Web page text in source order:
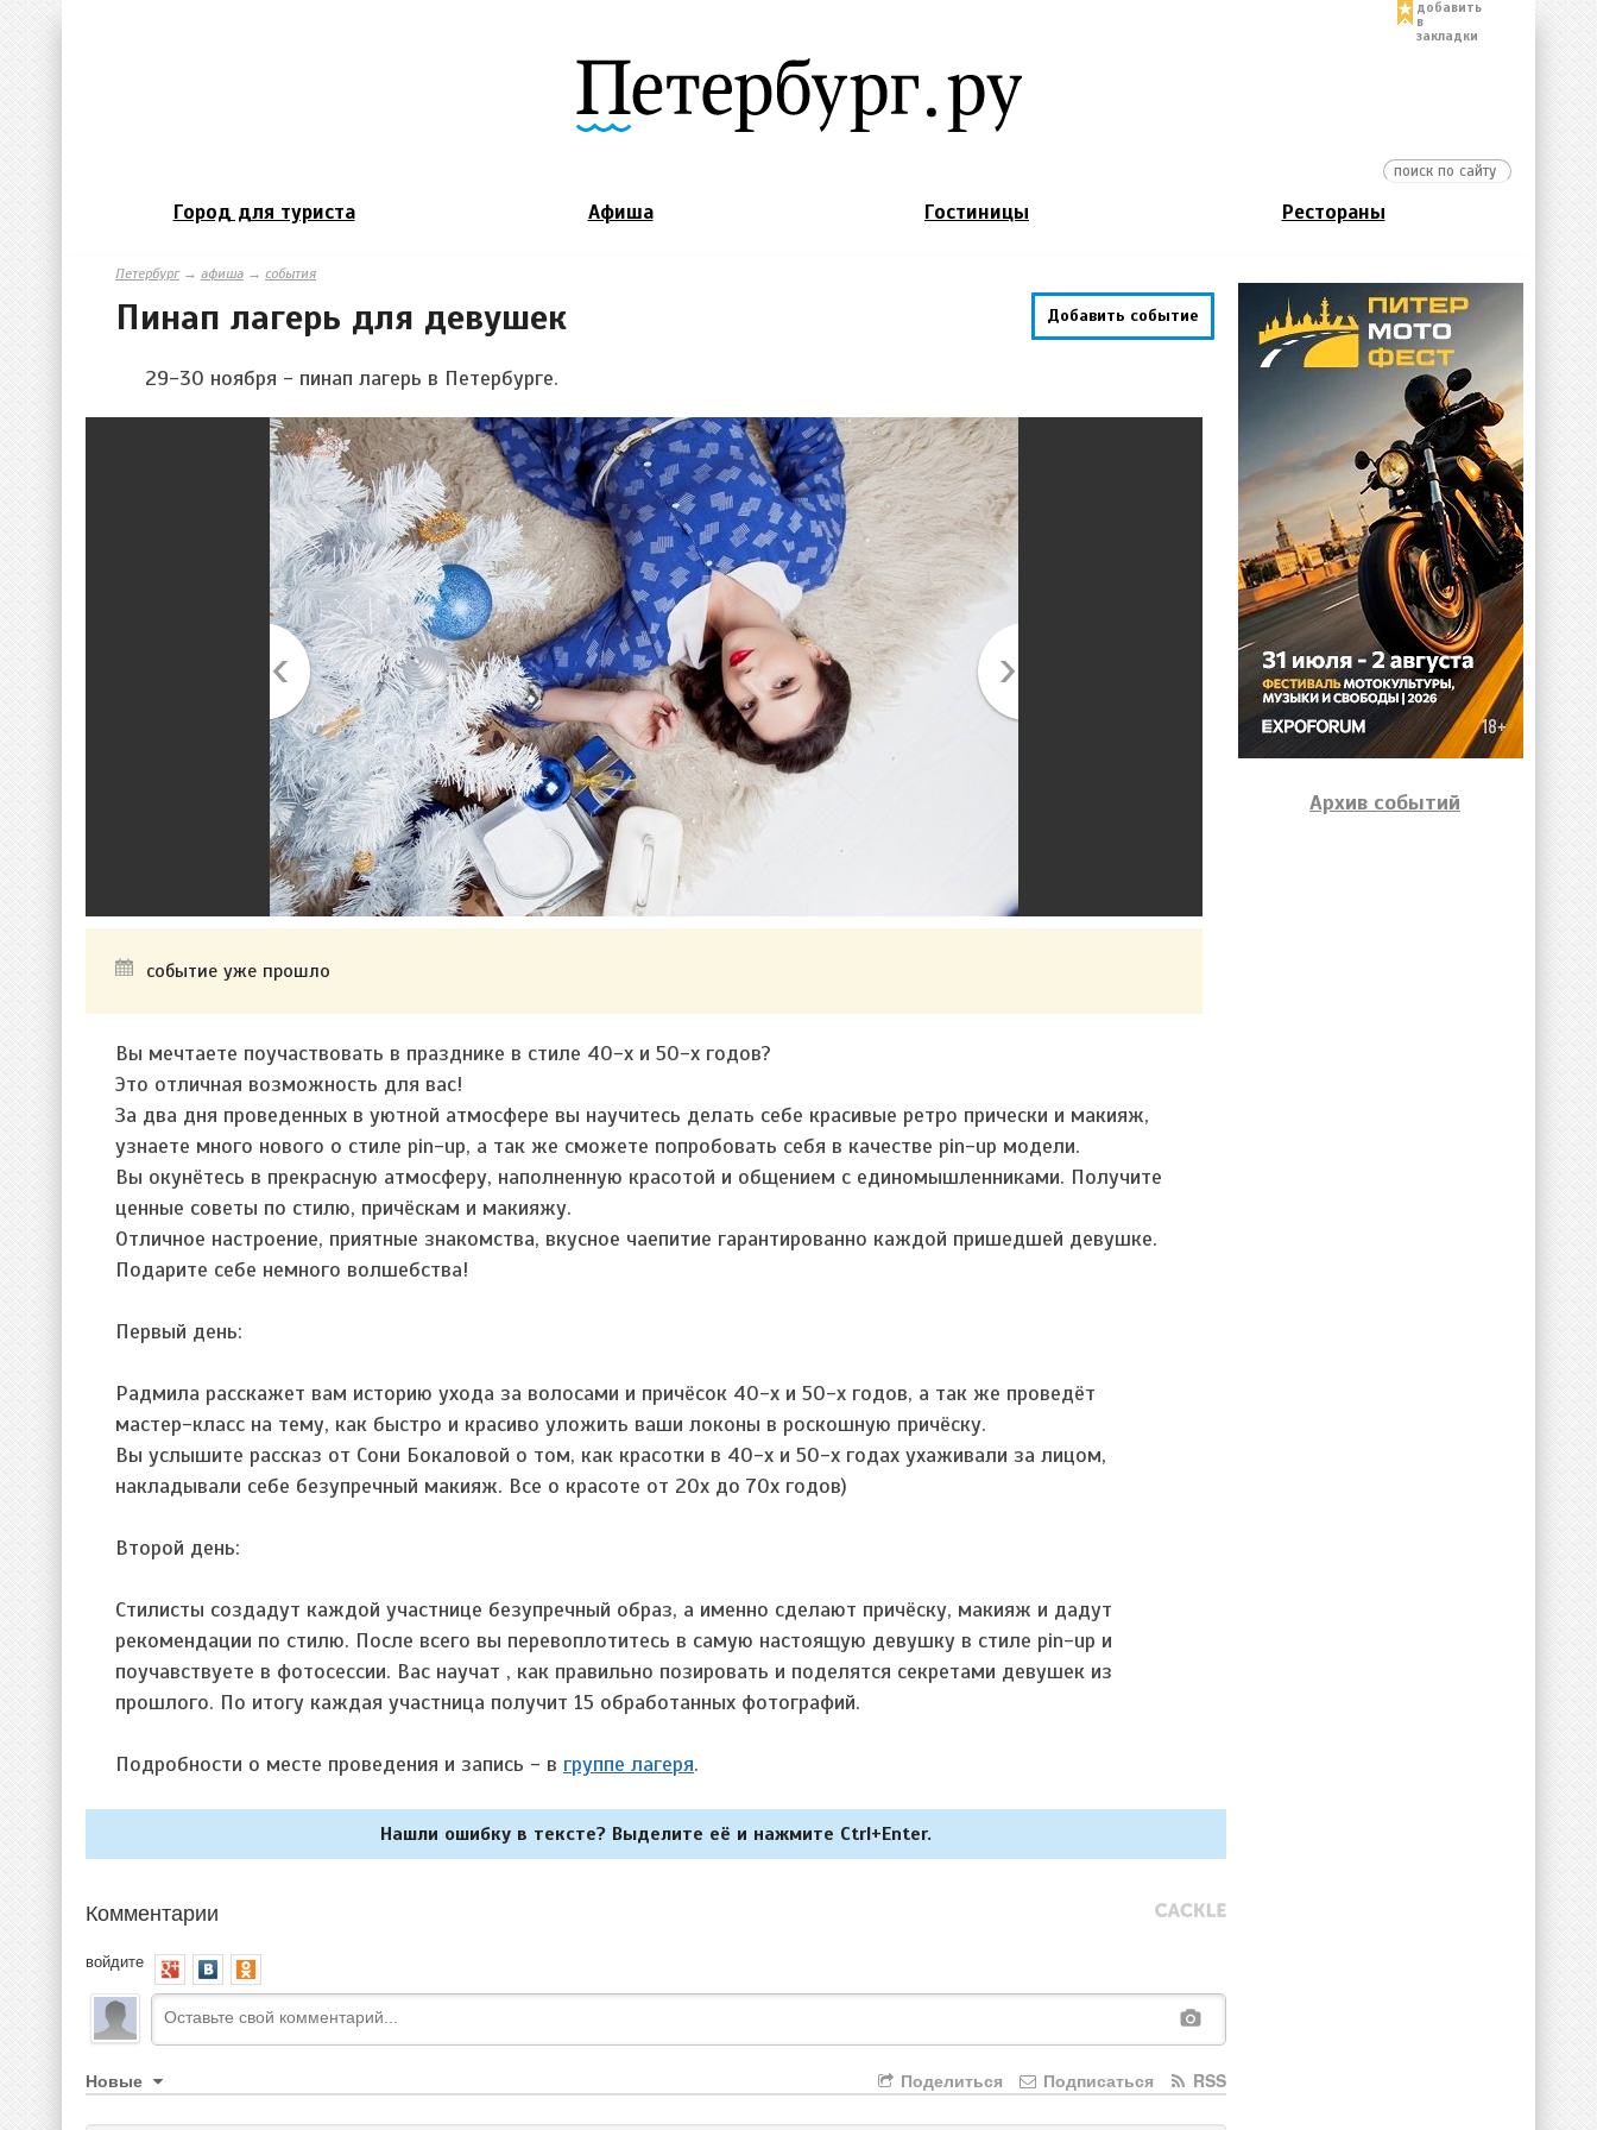
добавить
в
закладки
Город для туриста Афиша Гостиницы Рестораны
Петербург→ афиша → события
Добавить событие
Пинап лагерь для девушек
29-30 ноября - пинап лагерь в Петербурге.
событие уже прошло
Вы мечтаете поучаствовать в празднике в стиле 40-х и 50-х годов?
Это отличная возможность для вас!
За два дня проведенных в уютной атмосфере вы научитесь делать себе красивые ретро прически и макияж,
узнаете много нового о стиле pin-up, а так же сможете попробовать себя в качестве pin-up модели.
Вы окунётесь в прекрасную атмосферу, наполненную красотой и общением с единомышленниками. Получите
ценные советы по стилю, причёскам и макияжу.
Отличное настроение, приятные знакомства, вкусное чаепитие гарантированно каждой пришедшей девушке.
Подарите себе немного волшебства!
Первый день:
Радмила расскажет вам историю ухода за волосами и причёсок 40-х и 50-х годов, а так же проведёт
мастер-класс на тему, как быстро и красиво уложить ваши локоны в роскошную причёску.
Вы услышите рассказ от Сони Бокаловой о том, как красотки в 40-х и 50-х годах ухаживали за лицом,
накладывали себе безупречный макияж. Все о красоте от 20х до 70х годов)
Второй день:
Стилисты создадут каждой участнице безупречный образ, а именно сделают причёску, макияж и дадут
рекомендации по стилю. После всего вы перевоплотитесь в самую настоящую девушку в стиле pin-up и
поучавствуете в фотосессии. Вас научат , как правильно позировать и поделятся секретами девушек из
прошлого. По итогу каждая участница получит 15 обработанных фотографий.
Подробности о месте проведения и запись - в группе лагеря.
Нашли ошибку в тексте? Выделите её и нажмите Ctrl+Enter.
Комментарии
войдите
Новые RSS
Подписаться
Поделиться
Архив событий